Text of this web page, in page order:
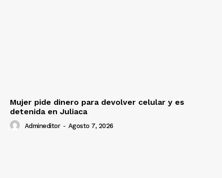
Mujer pide dinero para devolver celular y es
detenida en Juliaca
Admineditor - Agosto 7, 2026